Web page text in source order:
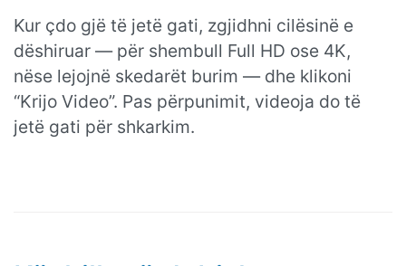
Kur çdo gjë të jetë gati, zgjidhni cilësinë e
dëshiruar — për shembull Full HD ose 4K,
nëse lejojnë skedarët burim — dhe klikoni
“Krijo Video”. Pas përpunimit, videoja do të
jetë gati për shkarkim.